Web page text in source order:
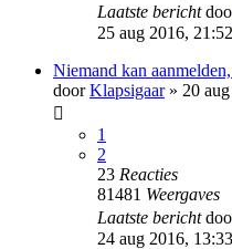
Laatste bericht
25 aug 2016, 21:52
Niemand kan
doorKlapsigaar» 20 aug
1
2
23 Reacties
81481 Weergaves
Laatste bericht
24 aug 2016, 13:33